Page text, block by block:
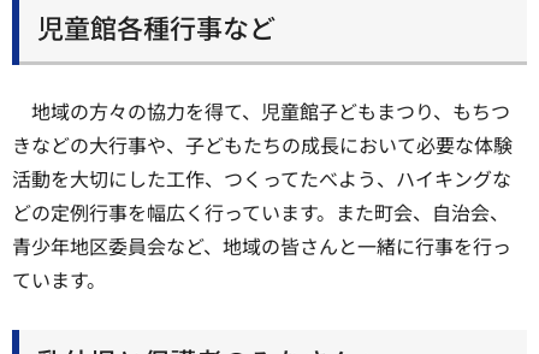
児童館各種行事など
地域の方々の協力を得て、児童館子どもまつり、もちつ
きなどの大行事や、子どもたちの成長において必要な体験
活動を大切にした工作、つくってたべよう、ハイキングな
どの定例行事を幅広く行っています。また町会、自治会、
青少年地区委員会など、地域の皆さんと一緒に行事を行っ
ています。